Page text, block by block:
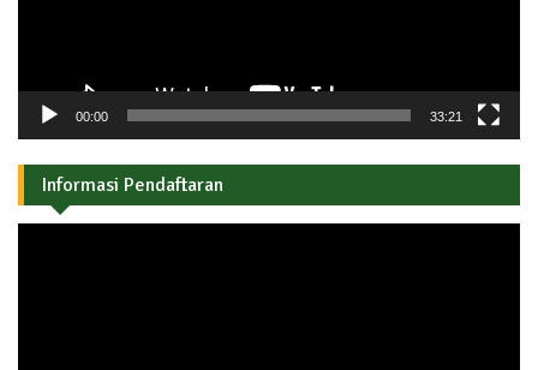
00:00 33:21
Informasi Pendaftaran